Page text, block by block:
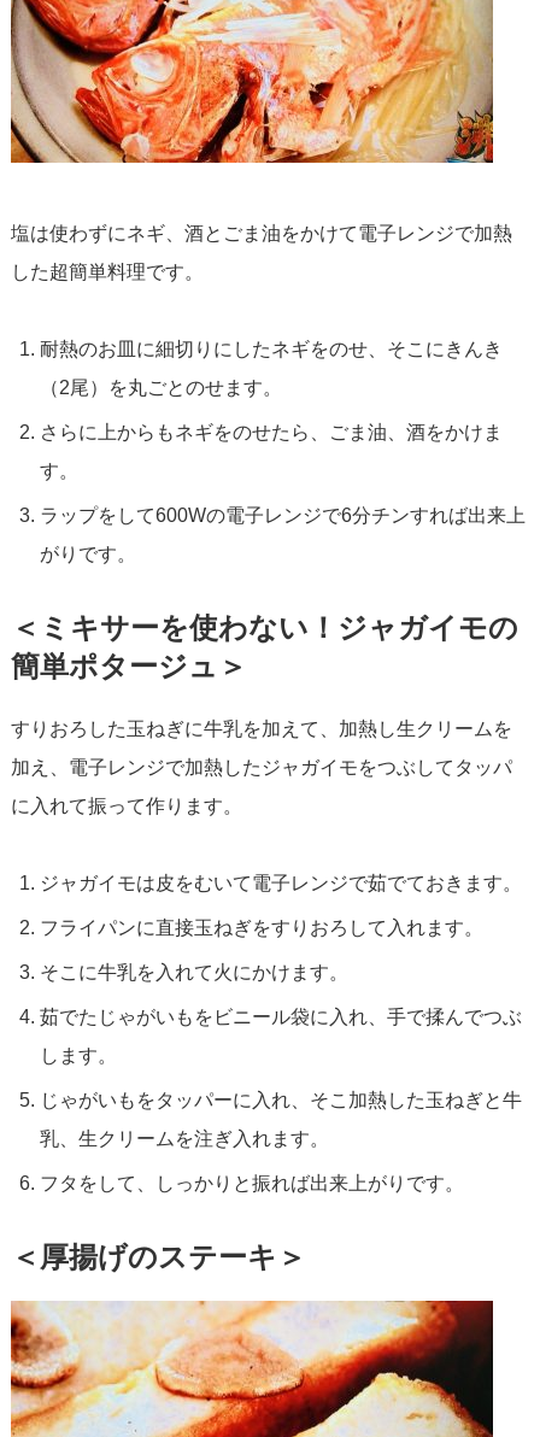
塩は使わずにネギ、酒とごま油をかけて電子レンジで加熱
した超簡単料理です。
耐熱のお皿に細切りにしたネギをのせ、そこにきんき
（2尾）を丸ごとのせます。
さらに上からもネギをのせたら、ごま油、酒をかけま
す。
ラップをして600Wの電子レンジで6分チンすれば出来上
がりです。
＜ミキサーを使わない！ジャガイモの
簡単ポタージュ＞
すりおろした玉ねぎに牛乳を加えて、加熱し生クリームを
加え、電子レンジで加熱したジャガイモをつぶしてタッパ
に入れて振って作ります。
ジャガイモは皮をむいて電子レンジで茹でておきます。
フライパンに直接玉ねぎをすりおろして入れます。
そこに牛乳を入れて火にかけます。
茹でたじゃがいもをビニール袋に入れ、手で揉んでつぶ
します。
じゃがいもをタッパーに入れ、そこ加熱した玉ねぎと牛
乳、生クリームを注ぎ入れます。
フタをして、しっかりと振れば出来上がりです。
＜厚揚げのステーキ＞